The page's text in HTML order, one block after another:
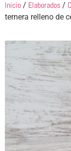
Inicio / Elaborados /
ternera relleno de